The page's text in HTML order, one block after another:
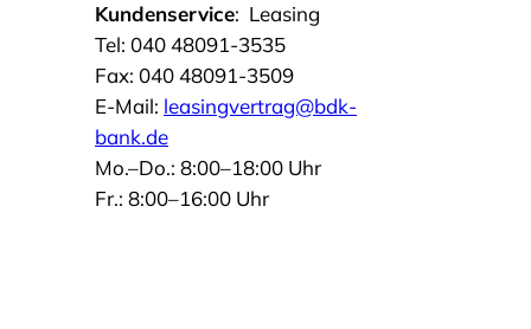
Kundenservice: Leasing
Tel: 040 48091-3535
Fax: 040 48091-3509
E-Mail: leasingvertrag@bdk-
bank.de
Mo.–Do.: 8:00–18:00 Uhr
Fr.: 8:00–16:00 Uhr